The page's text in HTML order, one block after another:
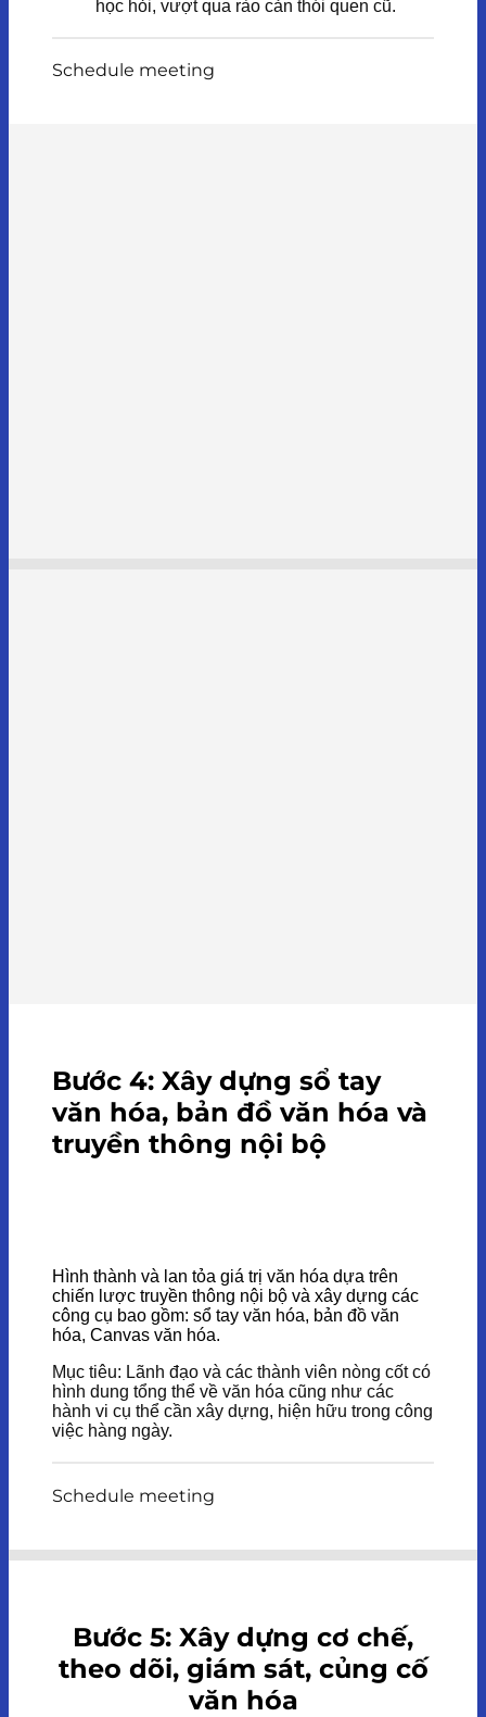
học hỏi, vượt qua rào cản thói quen cũ.
Schedule meeting
Bước 4: Xây dựng sổ tay
văn hóa, bản đồ văn hóa và
truyền thông nội bộ
Hình thành và lan tỏa giá trị văn hóa dựa trên
chiến lược truyền thông nội bộ và xây dựng các
công cụ bao gồm: sổ tay văn hóa, bản đồ văn
hóa, Canvas văn hóa.
Mục tiêu: Lãnh đạo và các thành viên nòng cốt có
hình dung tổng thể về văn hóa cũng như các
hành vi cụ thể cần xây dựng, hiện hữu trong công
việc hàng ngày.
Schedule meeting
Bước 5: Xây dựng cơ chế,
theo dõi, giám sát, củng cố
văn hóa